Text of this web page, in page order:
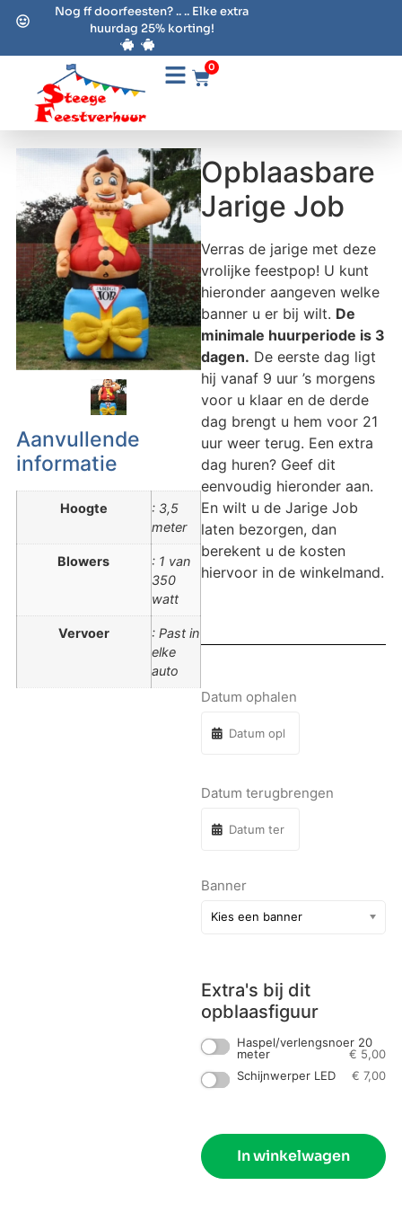
Nog ff doorfeesten? .. .. Elke extra
huurdag 25% korting!
0
Aanvullende
informatie
Hoogte
: 3,5
meter
Blowers
: 1 van
350
watt
Vervoer
: Past in
elke
auto
Opblaasbare
Jarige Job
Verras de jarige met deze
vrolijke feestpop! U kunt
hieronder aangeven welke
banner u er bij wilt. De
minimale huurperiode is 3
dagen. De eerste dag ligt
hij vanaf 9 uur ’s morgens
voor u klaar en de derde
dag brengt u hem voor 21
uur weer terug. Een extra
dag huren? Geef dit
eenvoudig hieronder aan.
En wilt u de Jarige Job
laten bezorgen, dan
berekent u de kosten
hiervoor in de winkelmand.
Datum ophalen
Datum terugbrengen
Banner
Extra's bij dit
opblaasfiguur
Haspel/verlengsnoer 20
meter
€ 5,00
Schijnwerper LED
€ 7,00
In winkelwagen